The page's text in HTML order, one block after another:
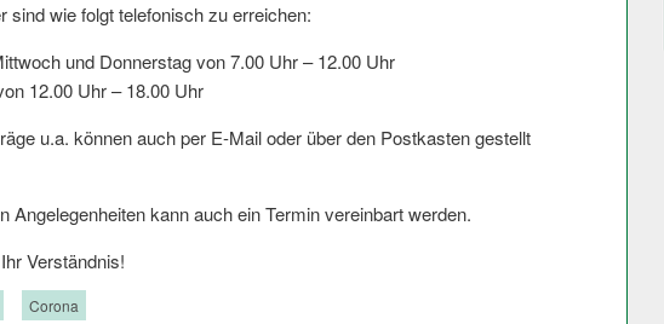
sind wie folgt telefonisch zu erreichen:
und Donnerstag von 7.00 Uhr – 12.00 Uhr
12.00 Uhr – 18.00 Uhr
u.a. können auch per E-Mail oder über den Postkasten gestellt
Angelegenheiten kann auch ein Termin vereinbart werden.
Verständnis!
Corona